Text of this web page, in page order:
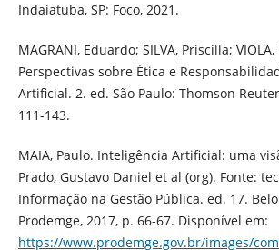
Indaiatuba, SP: Foco, 2021.
MAGRANI, Eduardo; SILVA, Priscilla;
Perspectivas sobre Ética e
Artificial. 2. ed. São Paulo: Thomson
111-143.
MAIA, Paulo. Inteligência Artificial: uma
Prado, Gustavo Daniel et al (org). Fonte:
Informação na Gestão Pública. ed. 17.
Prodemge, 2017, p. 66-67. Disponível em:
https://www.prodemge.gov.br/images/